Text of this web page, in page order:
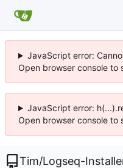
JavaScript error:
Open browser console to
JavaScript error:
Open browser console to
Tim/Logseq-